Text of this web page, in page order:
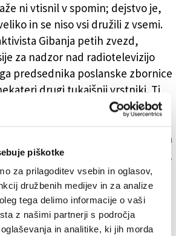
piškotke
za prilagoditev vsebin in oglasov,
družbenih medijev in za analize
tega delimo informacije o vaši
z našimi partnerji s področja
in analitike, ki jih morda
ni vtisnil v spomin; dejstvo je,
in se niso vsi družili z vsemi.
Gibanja petih zvezd,
za nadzor nad radiotelevizijo
predsednika poslanske zbornice
drugi tukajšnji vrstniki. Ti
bil Fico na tržaški univerzi med
študentov
takrat je bilo opaziti, da je aktiven
Me ne čudi, da je prišel tja,
eden od nekdanjih študentov, ki
tudi močno navezan na svojo
očitno tudi glede na naslov
naloge, ki jo hranijo v